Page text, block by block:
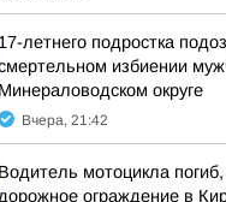
17-летнего подростка
избиении
Минераловодском округе
Вчера, 21:42
Водитель мотоцикла
дорожное ограждение в